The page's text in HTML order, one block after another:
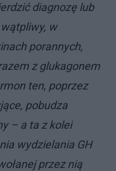
diagnozę lub
w
porannych,
z glukagonem
ten, poprzez
pobudza
– a ta z kolei
wydzielania GH
przez nią